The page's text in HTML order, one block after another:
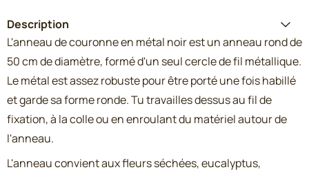
Description
L'anneau de couronne en métal noir est un anneau rond de
50 cm de diamètre, formé d'un seul cercle de fil métallique.
Le métal est assez robuste pour être porté une fois habillé
et garde sa forme ronde. Tu travailles dessus au fil de
fixation, à la colle ou en enroulant du matériel autour de
l'anneau.
L'anneau convient aux fleurs séchées, eucalyptus,